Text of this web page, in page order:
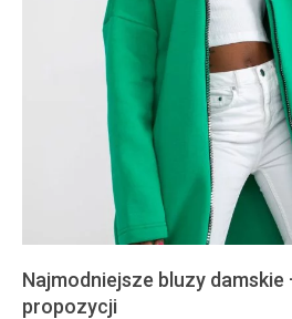
Najmodniejsze bluzy
propozycji